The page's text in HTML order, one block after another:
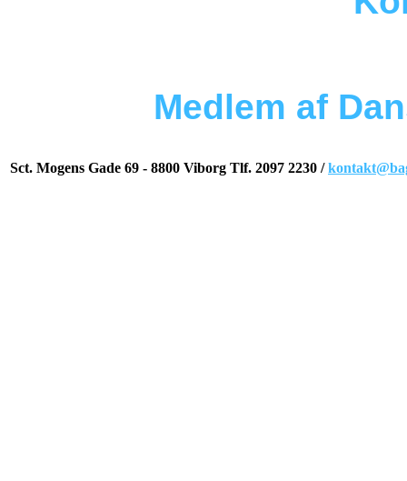
Medlem af
Sct. Mogens Gade 69 - 8800 Viborg Tlf. 2097 2230 /